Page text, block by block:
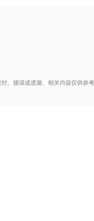
、错误或遗漏，相关内容仅供参考